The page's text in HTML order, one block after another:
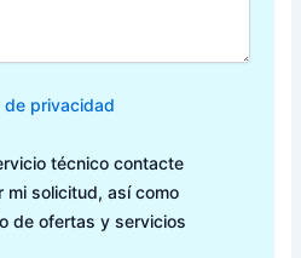
de privacidad
técnico contacte
mi solicitud, así como
de ofertas y servicios